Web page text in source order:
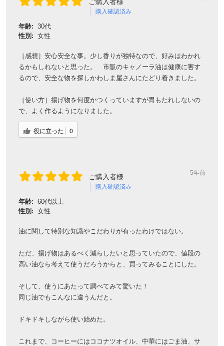
ご購入者様
購入確認済み
年齢: 30代
性別: 女性
［感想］安心安全な事。少し香りが独特なので、好みはわかれ
るかもしれないと思った。 市販のキャノーラ油は健康に害す
るので、安全な物を探しかわしま屋さんにたどり着きました。
［使い方］揚げ物を何度かつくっていますが胃もたれしないの
で、よく作るようになりました。
役に立った 0
ご購入者様
購入確認済み
5年前
年齢: 60代以上
性別: 女性
油に関して特別な知識やこだわりが有ったわけではない。
ただ、揚げ物はあるべく減らしたいと思っていたので、値段の
高い油なら考えて使うだろうからと、買ってみることにした。
そして、使うにあたって調べてみて驚いた！
同じ油でもこんなに違うんだと。
ドキドキしながら使い始めた。
これまで、コーヒーにはココナツオイル、中華にはごま油、サ